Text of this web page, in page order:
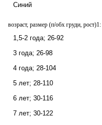
Синий
возраст, размер (п/обх груди, рост)1:
1,5-2 года; 26-92
3 года; 26-98
4 года; 28-104
5 лет; 28-110
6 лет; 30-116
7 лет; 30-122